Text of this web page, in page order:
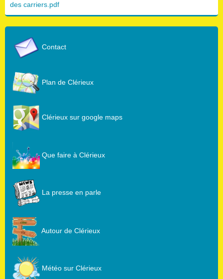
des carriers.pdf
Contact
Plan de Clérieux
Clérieux sur google maps
Que faire à Clérieux
La presse en parle
Autour de Clérieux
Météo sur Clérieux